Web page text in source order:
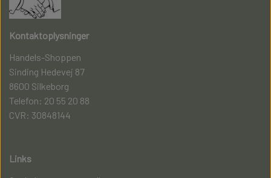
Kontaktoplysninger
Handels-Shoppen
Sinding Hedevej 87
8600 Silkeborg
Telefon: 20 55 20 88
CVR: 30848144
Links